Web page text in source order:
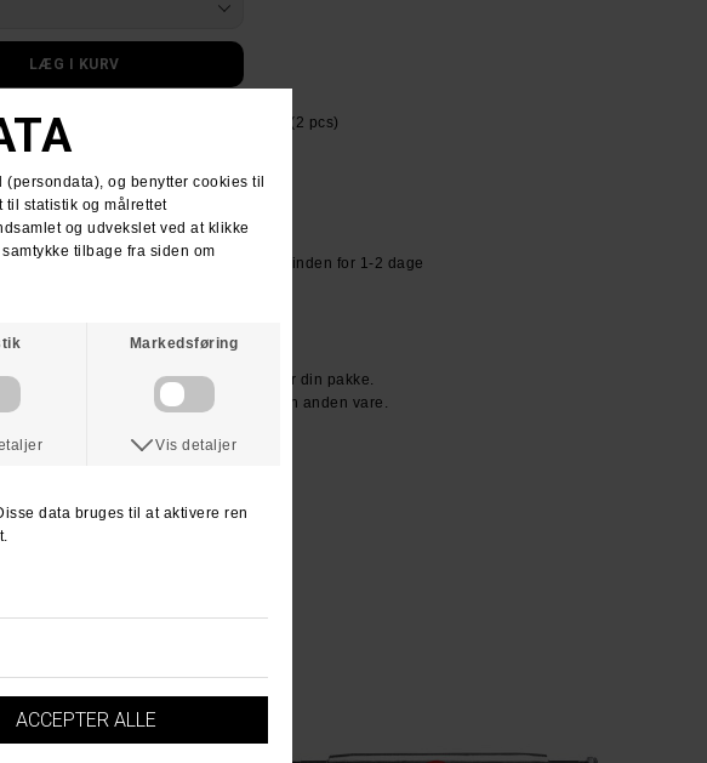
Light TruckTrucks are sold as a set (2 pcs)
leveret med PostNord for kr 39.- Sendes inden for 1-2 dage
dages returret fra den dag du modtager din pakke.
at få dine penge retur eller vi bytter til en anden vare.